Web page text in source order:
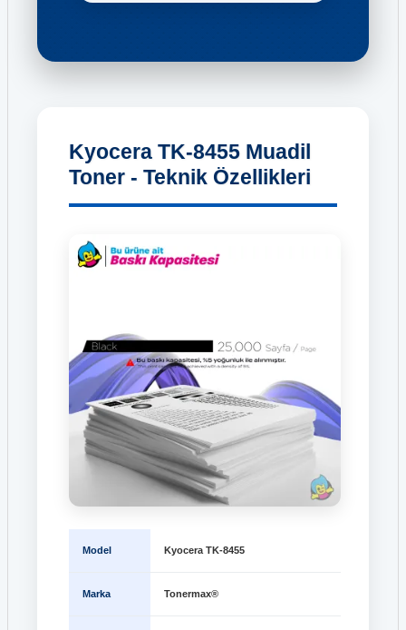
Kyocera TK-8455 Muadil
Toner - Teknik Özellikleri
Model Kyocera TK-8455
Marka Tonermax®